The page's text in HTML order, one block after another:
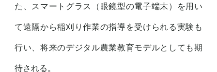
た、スマートグラス（眼鏡型の電子端末）を用い
て遠隔から稲刈り作業の指導を受けられる実験も
行い、将来のデジタル農業教育モデルとしても期
待される。